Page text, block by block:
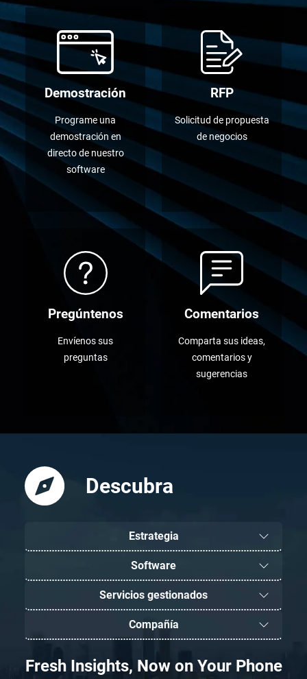
Demostración
Programe una
demostración en
directo de nuestro
software
RFP
Solicitud de propuesta
de negocios
Pregúntenos
Envíenos sus
preguntas
Comentarios
Comparta sus ideas,
comentarios y
sugerencias
Descubra
Estrategia
Software
Servicios gestionados
Compañía
Fresh Insights, Now on Your Phone